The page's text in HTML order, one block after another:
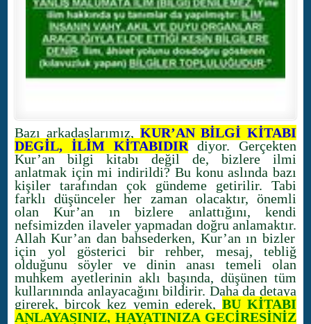
Bazı arkadaşlarımız, KUR’AN BİLGİ KİTABI
DEGİL, İLİM KİTABIDIR diyor. Gerçekten
Kur’an bilgi kitabı değil de, bizlere ilmi
anlatmak için mi indirildi? Bu konu aslında bazı
kişiler tarafından çok gündeme getirilir. Tabi
farklı düşünceler her zaman olacaktır, önemli
olan Kur’an ın bizlere anlattığını, kendi
nefsimizden ilaveler yapmadan doğru anlamaktır.
Allah Kur’an dan bahsederken, Kur’an ın bizler
için yol gösterici bir rehber, mesaj, tebliğ
olduğunu söyler ve dinin anası temeli olan
muhkem ayetlerinin aklı başında, düşünen tüm
kullarınında anlayacağını bildirir. Daha da detaya
girerek, birçok kez yemin ederek, BU KİTABI
ANLAYASINIZ, HAYATINIZA GEÇİRESİNİZ